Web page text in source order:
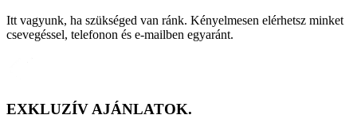
Itt vagyunk, ha szükséged van ránk. Kényelmesen elérhetsz minket
csevegéssel, telefonon és e-mailben egyaránt.
EXKLUZÍV AJÁNLATOK.